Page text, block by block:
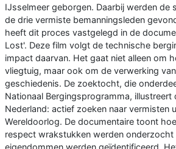
IJsselmeer geborgen. Daarbij werden de
de drie vermiste bemanningsleden
heeft dit proces vastgelegd in de
Lost'. Deze film volgt de technische
impact daarvan. Het gaat niet alleen om
vliegtuig, maar ook om de verwerking
geschiedenis. De zoektocht, die
Nationaal Bergingsprogramma, illustreert
Nederland: actief zoeken naar vermisten
Wereldoorlog. De documentaire toont
respect wrakstukken werden onderzocht
eigendommen werden geïdentificeerd.